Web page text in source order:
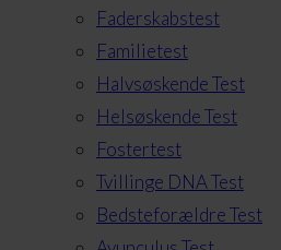
Faderskabstest
Familietest
Halvsøskende Test
Helsøskende Test
Fostertest
Tvillinge DNA Test
Bedsteforældre Test